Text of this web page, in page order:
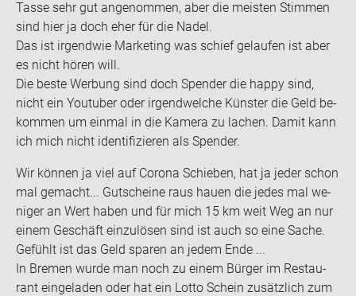
Tasse sehr gut an­ge­nom­men, aber die meis­ten Stim­men
sind hier ja doch eher für die Nadel.
Das ist ir­gend­wie Mar­ke­ting was schief ge­lau­fen ist aber
es nicht hören will.
Die beste Wer­bung sind doch Spen­der die happy sind,
nicht ein You­tuber oder ir­gend­wel­che Küns­ter die Geld be­
kom­men um ein­mal in die Ka­me­ra zu la­chen. Damit kann
ich mich nicht iden­ti­fi­zie­ren als Spen­der.
Wir kön­nen ja viel auf Co­ro­na Schie­ben, hat ja jeder schon
mal ge­macht... Gut­schei­ne raus hauen die jedes mal we­
ni­ger an Wert haben und für mich 15 km weit Weg an nur
einem Ge­schäft ein­zu­lö­sen sind ist auch so eine Sache.
Ge­fühlt ist das Geld spa­ren an jedem Ende ...
In Bre­men wurde man noch zu einem Bür­ger im Re­stau­
rant ein­ge­la­den oder hat ein Lotto Schein zu­sätz­lich zum